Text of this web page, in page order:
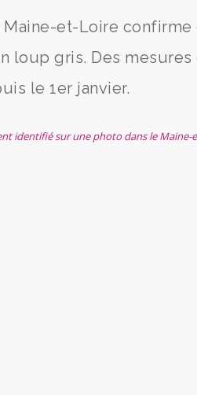
et-Loire confirme
loup gris. Des
le 1er janvier.
identifié sur une photo dans le